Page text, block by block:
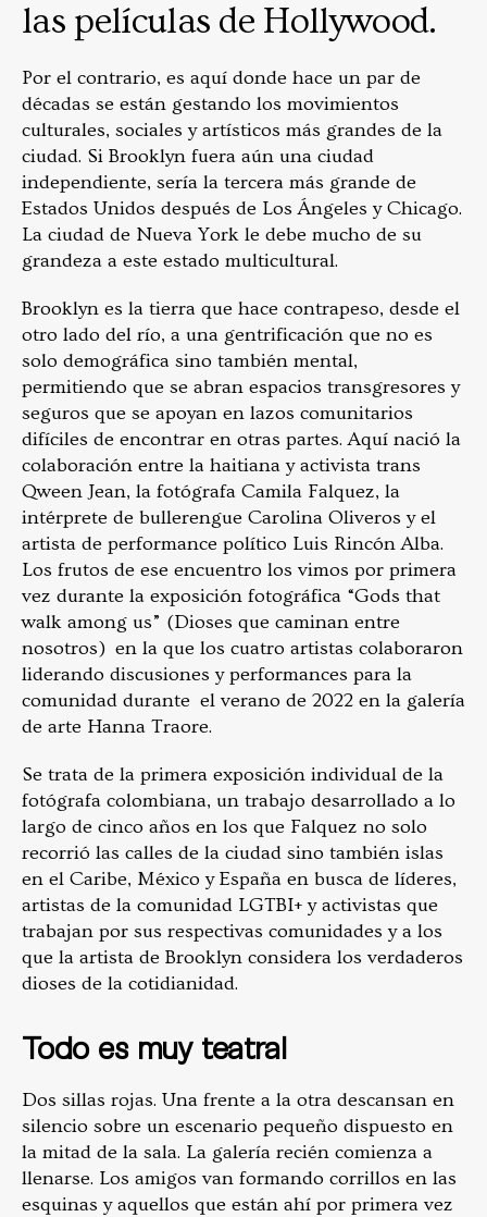
las películas de Hollywood.
Por el contrario, es aquí donde hace un par de
décadas se están gestando los movimientos
culturales, sociales y artísticos más grandes de la
ciudad. Si Brooklyn fuera aún una ciudad
independiente, sería la tercera más grande de
Estados Unidos después de Los Ángeles y Chicago.
La ciudad de Nueva York le debe mucho de su
grandeza a este estado multicultural.
Brooklyn es la tierra que hace contrapeso, desde el
otro lado del río, a una gentrificación que no es
solo demográfica sino también mental,
permitiendo que se abran espacios transgresores y
seguros que se apoyan en lazos comunitarios
difíciles de encontrar en otras partes. Aquí nació la
colaboración entre la haitiana y activista trans
Qween Jean, la fotógrafa Camila Falquez, la
intérprete de bullerengue Carolina Oliveros y el
artista de performance político Luis Rincón Alba.
Los frutos de ese encuentro los vimos por primera
vez durante la exposición fotográfica “Gods that
walk among us” (Dioses que caminan entre
nosotros) en la que los cuatro artistas colaboraron
liderando discusiones y performances para la
comunidad durante el verano de 2022 en la galería
de arte Hanna Traore.
Se trata de la primera exposición individual de la
fotógrafa colombiana, un trabajo desarrollado a lo
largo de cinco años en los que Falquez no solo
recorrió las calles de la ciudad sino también islas
en el Caribe, México y España en busca de líderes,
artistas de la comunidad LGTBI+ y activistas que
trabajan por sus respectivas comunidades y a los
que la artista de Brooklyn considera los verdaderos
dioses de la cotidianidad.
Todo es muy teatral
Dos sillas rojas. Una frente a la otra descansan en
silencio sobre un escenario pequeño dispuesto en
la mitad de la sala. La galería recién comienza a
llenarse. Los amigos van formando corrillos en las
esquinas y aquellos que están ahí por primera vez